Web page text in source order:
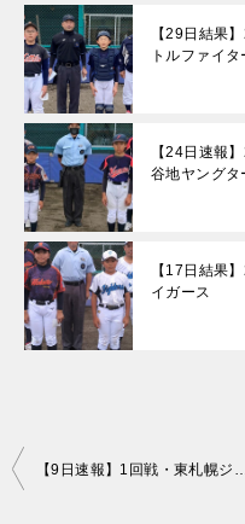
【29日結果
トルファイタ
【24日速報
谷地ヤングタ
【17日結果
イガース
投
【9日速報】1回戦・東札幌ジャイ